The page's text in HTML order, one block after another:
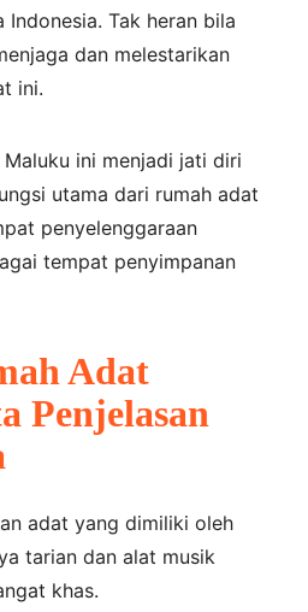
Tak heran bila
dan melestarikan
ini.
ini menjadi jati diri
utama dari rumah adat
penyelenggaraan
tempat penyimpanan
Adat
Penjelasan
adat yang dimiliki oleh
tarian dan alat musik
khas.